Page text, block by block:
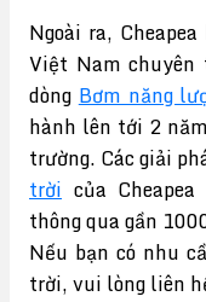
Ngoài ra,
Việt Nam chuyên
dòngBơm năng
hành lên tới 2
trường. Các giải
trời của
thông qua gần
Nếu bạn có nhu
trời, vui lòng liên